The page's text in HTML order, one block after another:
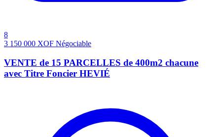
8
3 150 000 XOF Négociable
VENTE de 15 PARCELLES de 400m2 chacune
avec Titre Foncier HEVIÉ